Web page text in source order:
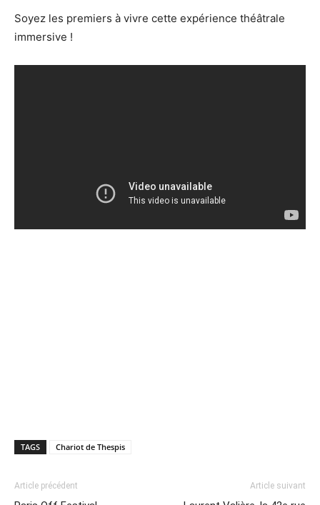
Soyez les premiers à vivre cette expérience théâtrale
immersive !
TAGS Chariot de Thespis
Article précédent Article suivant